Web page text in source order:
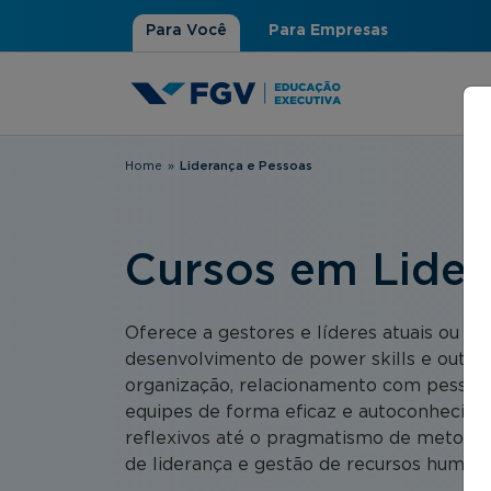
Para Você Para Empresas
Você está aqui
Home » Liderança e Pessoas
Cursos em
Oferece a gestores e líderes atuais ou
desenvolvimento de power skills e
organização, relacionamento com
equipes de forma eficaz e
reflexivos até o pragmatismo de
de liderança e gestão de recursos